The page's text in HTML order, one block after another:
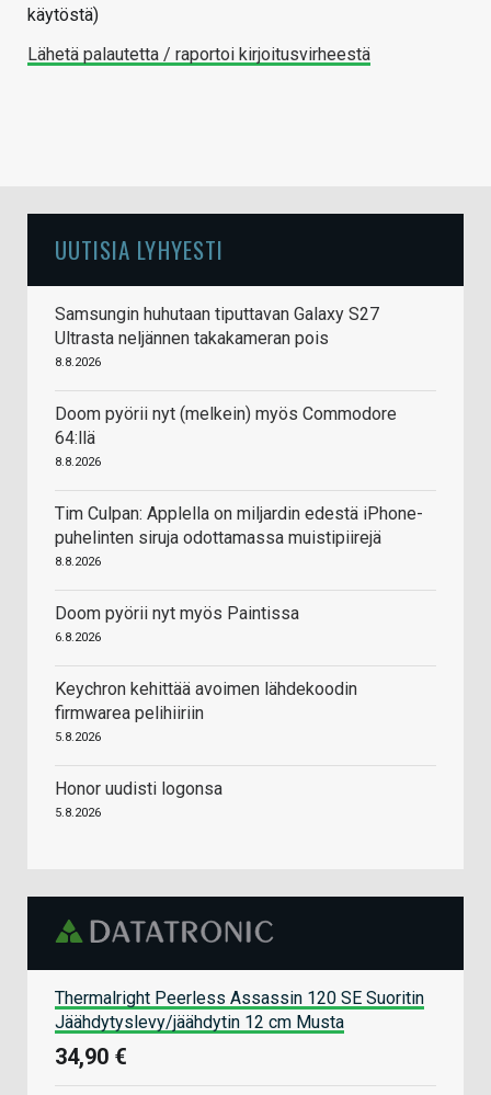
käytöstä)
Lähetä palautetta / raportoi kirjoitusvirheestä
UUTISIA LYHYESTI
Samsungin huhutaan tiputtavan Galaxy S27
Ultrasta neljännen takakameran pois
8.8.2026
Doom pyörii nyt (melkein) myös Commodore
64:llä
8.8.2026
Tim Culpan: Applella on miljardin edestä iPhone-
puhelinten siruja odottamassa muistipiirejä
8.8.2026
Doom pyörii nyt myös Paintissa
6.8.2026
Keychron kehittää avoimen lähdekoodin
firmwarea pelihiiriin
5.8.2026
Honor uudisti logonsa
5.8.2026
Thermalright Peerless Assassin 120 SE Suoritin
Jäähdytyslevy/jäähdytin 12 cm Musta
34,90 €